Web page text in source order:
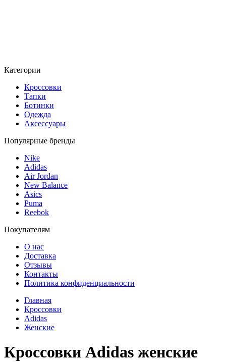
Категории
Кроссовки
Тапки
Ботинки
Одежда
Аксессуары
Популярные бренды
Nike
Adidas
Air Jordan
New Balance
Asics
Puma
Reebok
Покупателям
О нас
Доставка
Отзывы
Контакты
Политика конфиденциальности
Главная
Кроссовки
Adidas
Женские
Кроссовки Adidas женские